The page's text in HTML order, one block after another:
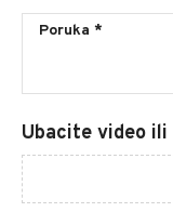
Ubacite video